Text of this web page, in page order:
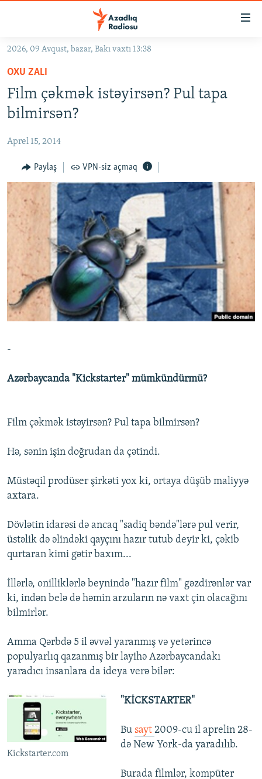
Əsas
qayıt
Əsas
naviqasiyaya
qayıt
Axtarışa
keç
#İZAHLA
KORRUPSIOMETR
FƏRQƏ BAX
QANUNI DOĞRU
ARAŞDIRMA
MULTIMEDIA
VIDEO
FOTOQALEREYA
İNFOQRAFIKA
KARIKATURA
RADIO ARXIV
OXU ZALI
AZƏRBAYCAN ƏDƏBIYYATI KITABXANASI
İSLAM VƏ DEMOKRATIYA
İZ - MƏDƏNIYYƏT PROQRAMI
HAQQIMIZDA
MISSIYAMIZ
PEŞƏ ETIKASI VƏ JURNALISTIKA STANDARTLARIMIZ
MATERIALLARIMIZDAN ISTIFADƏ
XƏBƏR BÜLLETENLƏRIMIZ
BIZI IZLƏ
2026, 09 Avqust, bazar, Bakı vaxtı 13:38
OXU ZALI
Film çəkmək istəyirsən? Pul tapa
bilmirsən?
Aprel 15, 2014
Paylaş VPN-siz açmaq
-
Azərbaycanda "Kickstarter" mümkündürmü?
Film çəkmək istəyirsən? Pul tapa bilmirsən?
Hə, sənin işin doğrudan da çətindi.
Müstəqil prodüser şirkəti yox ki, ortaya düşüb maliyyə
axtara.
Dövlətin idarəsi də ancaq "sadiq bəndə"lərə pul verir,
üstəlik də əlindəki qayçını hazır tutub deyir ki, çəkib
qurtaran kimi gətir baxım...
İllərlə, onilliklərlə beynində "hazır film" gəzdirənlər var
ki, indən belə də həmin arzuların nə vaxt çin olacağını
bilmirlər.
Amma Qərbdə 5 il əvvəl yaranmış və yetərincə
populyarlıq qazanmış bir layihə Azərbaycandakı
yaradıcı insanlara da ideya verə bilər:
"KİCKSTARTER"
Kickstarter.com
Bu sayt 2009-cu il aprelin 28-
də New York-da yaradılıb.
Burada filmlər, kompüter